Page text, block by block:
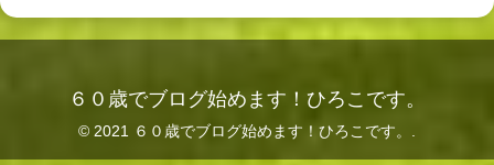
６０歳でブログ始めます！ひろこです。
© 2021 ６０歳でブログ始めます！ひろこです。.